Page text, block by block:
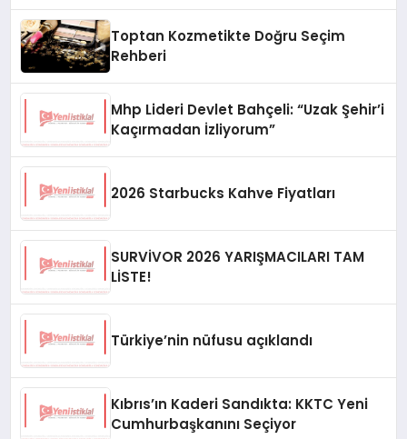
Toptan Kozmetikte Doğru Seçim
Rehberi
Mhp Lideri Devlet Bahçeli: “Uzak Şehir’i
Kaçırmadan İzliyorum”
2026 Starbucks Kahve Fiyatları
SURVİVOR 2026 YARIŞMACILARI TAM
LİSTE!
Türkiye’nin nüfusu açıklandı
Kıbrıs’ın Kaderi Sandıkta: KKTC Yeni
Cumhurbaşkanını Seçiyor